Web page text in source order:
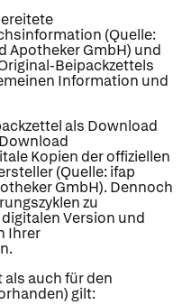
(Quelle:
Apotheker GmbH) und
Beipackzettels
Information und
als Download
Kopien der offiziellen
(Quelle: ifap
GmbH). Dennoch
zu
Version und
Ihrer
als auch für den
gilt: